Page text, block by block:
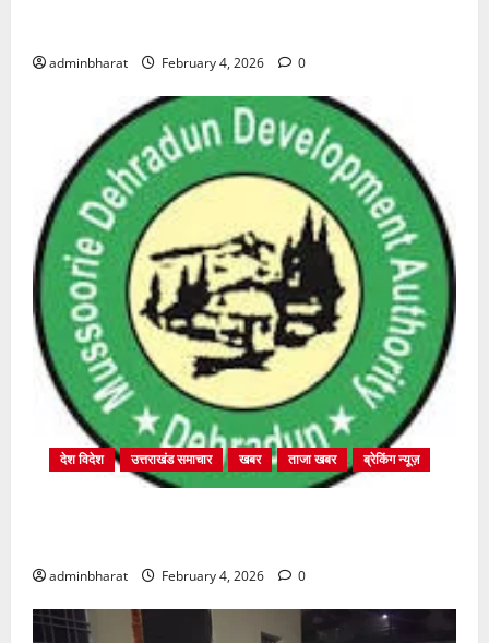
adminbharat February 4, 2026 0
देश विदेश उत्तराखंड समाचार खबर ताजा खबर ब्रेकिंग न्यूज़
adminbharat February 4, 2026 0